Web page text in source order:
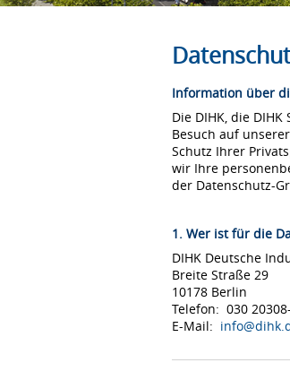
Information über
Die DIHK, die
Besuch auf
Schutz Ihrer
wir Ihre
der Datenschutz-
1. Wer ist für die
DIHK Deutsche
Breite Straße 29
10178 Berlin
Telefon: 030
E-Mail: